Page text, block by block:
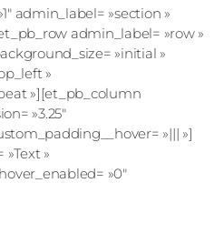
admin_label= »section »
admin_label= »row »
»initial »
»
»][et_pb_column
»3.25″
»||| »]
»
»0″